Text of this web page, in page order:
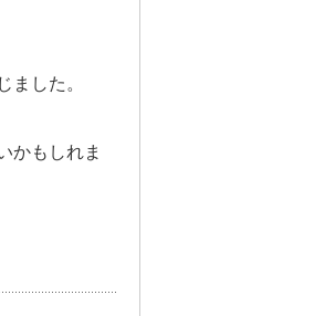
ました。
かもしれま